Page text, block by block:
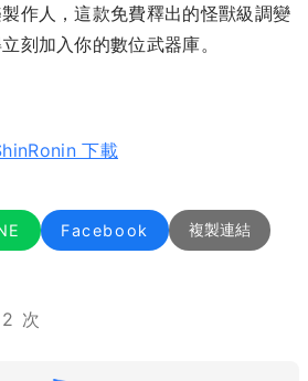
作人，這款免費釋出的怪獸級調變
刻加入你的數位武器庫。
下載
Facebook 複製連結
次